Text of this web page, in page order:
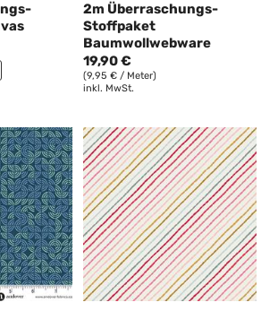
2m Überraschungs-
Stoffpaket
Baumwollwebware
19,90 €
(9,95 € / Meter)
inkl. MwSt.